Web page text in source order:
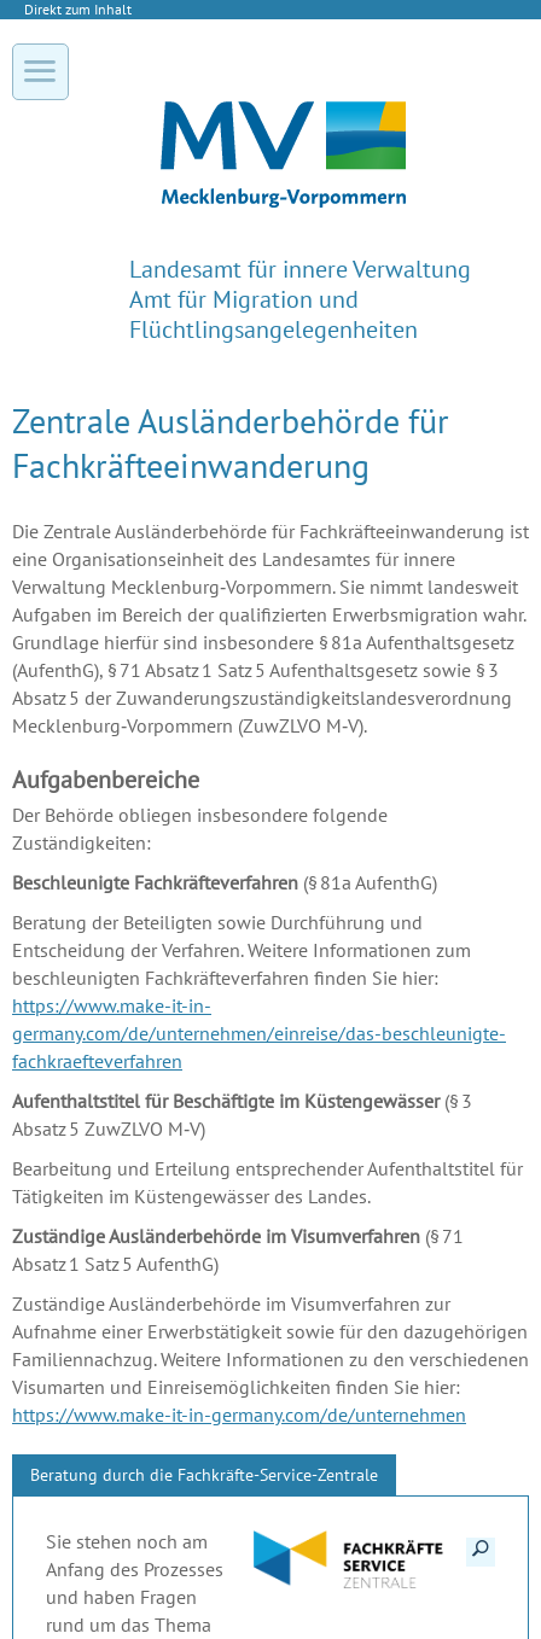
Direkt zum Inhalt
Landesamt für innere Verwaltung
Amt für Migration und
Flüchtlingsangelegenheiten
Zentrale Ausländerbehörde für
Fachkräfteeinwanderung
Die Zentrale Ausländerbehörde für Fachkräfte­einwanderung ist
eine Organisationseinheit des Landesamtes für innere
Verwaltung Mecklenburg‑Vorpommern. Sie nimmt landesweit
Aufgaben im Bereich der qualifizierten Erwerbs­migration wahr.
Grundlage hierfür sind insbesondere § 81a Aufenthalts­gesetz
(AufenthG), § 71 Absatz 1 Satz 5 Aufenthalts­gesetz sowie § 3
Absatz 5 der Zuwanderungs­zuständigkeits­landes­verordnung
Mecklenburg‑Vorpommern (ZuwZLVO M‑V).
Aufgabenbereiche
Der Behörde obliegen insbesondere folgende
Zuständigkeiten:
Beschleunigte Fachkräfteverfahren (§ 81a AufenthG)
Beratung der Beteiligten sowie Durchführung und
Entscheidung der Verfahren. Weitere Informationen zum
beschleunigten Fachkräfte­verfahren finden Sie hier:
https://www.make-it-in-
germany.com/de/unternehmen/einreise/das-beschleunigte-
fachkraefteverfahren
Aufenthaltstitel für Beschäftigte im Küstengewässer (§ 3
Absatz 5 ZuwZLVO M‑V)
Bearbeitung und Erteilung entsprechender Aufenthalts­titel für
Tätigkeiten im Küsten­gewässer des Landes.
Zuständige Ausländerbehörde im Visumverfahren (§ 71
Absatz 1 Satz 5 AufenthG)
Zuständige Ausländerbehörde im Visum­verfahren zur
Aufnahme einer Erwerbs­tätigkeit sowie für den dazugehörigen
Familiennachzug. Weitere Informationen zu den verschiedenen
Visumarten und Einreise­möglichkeiten finden Sie hier:
https://www.make-it-in-germany.com/de/unternehmen
Beratung durch die Fachkräfte-Service-Zentrale
Details anzeigen
Sie stehen noch am
Anfang des Prozesses
und haben Fragen
rund um das Thema